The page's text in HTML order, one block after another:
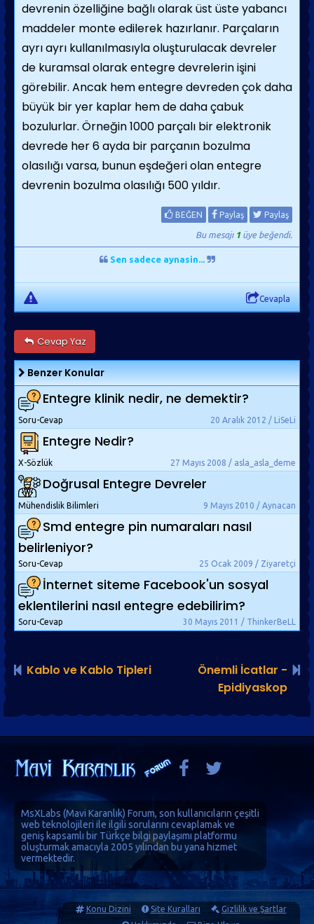
devrenin özelliğine bağlı olarak üst üste yabancı
maddeler monte edilerek hazırlanır. Parçaların
ayrı ayrı kullanılmasıyla oluşturulacak devreler
de kuramsal olarak entegre devrelerin işini
görebilir. Ancak hem entegre devreden çok daha
büyük bir yer kaplar hem de daha çabuk
bozulurlar. Örneğin 1000 parçalı bir elektronik
devrede her 6 ayda bir parçanın bozulma
olasılığı varsa, bunun eşdeğeri olan entegre
devrenin bozulma olasılığı 500 yıldır.
BEĞEN Paylaş Paylaş
Bu mesajı 1üye beğendi.
Sen sadece aynasin...
Cevapla
Cevap Yaz
Benzer Konular
Entegre klinik nedir, ne demektir?
20 Aralık 2012 / LiSeLi
Soru-Cevap
Entegre Nedir?
27 Mayıs 2008 / asla_asla_deme
X-Sözlük
Doğrusal Entegre Devreler
9 Mayıs 2010 / Aynacan
Mühendislik Bilimleri
Smd entegre pin numaraları nasıl
belirleniyor?
25 Ocak 2009 / Ziyaretçi
Soru-Cevap
İnternet siteme Facebook'un sosyal
eklentilerini nasıl entegre edebilirim?
30 Mayıs 2011 / ThinkerBeLL
Soru-Cevap
Kablo ve Kablo Tipleri
Önemli İcatlar -
Epidiyaskop
MsXLabs (Mavi Karanlık) Forum, son kullanıcıların çeşitli
web teknolojileri ile ilgili sorularını cevaplamak ve
geniş kapsamlı bir Türkçe bilgi paylaşımı platformu
oluşturmak amacıyla 2005 yılından bu yana hizmet
vermektedir.
Konu Dizini Site Kuralları
Gizlilik ve Şartlar